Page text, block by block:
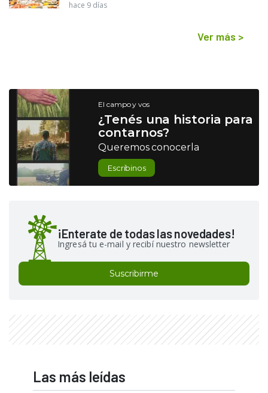
hace 9 días
Ver más >
El campo y vos
¿Tenés una historia para
contarnos?
Queremos conocerla
Escribinos
¡Enterate de todas las novedades!
Ingresá tu e-mail y recibí nuestro newsletter
Suscribirme
Las más leídas